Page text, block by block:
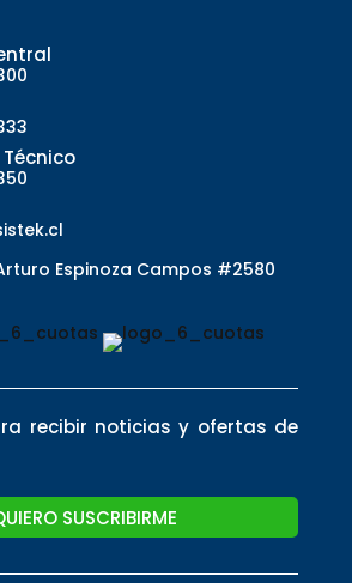
Espinoza Campos #2580
recibir noticias y ofertas de
SUSCRIBIRME